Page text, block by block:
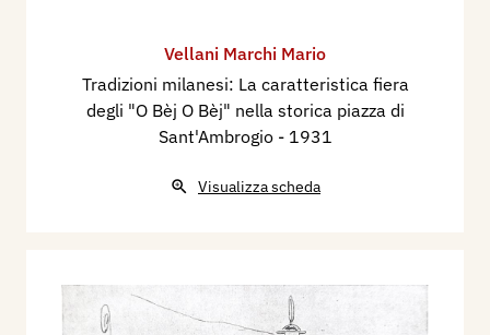
Vellani Marchi Mario
Tradizioni milanesi: La caratteristica fiera
degli "O Bèj O Bèj" nella storica piazza di
Sant'Ambrogio - 1931
Visualizza scheda